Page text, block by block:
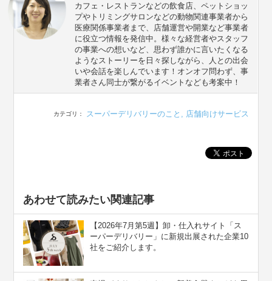
カフェ・レストランなどの飲食店、ペットショッ
プやトリミングサロンなどの動物関連事業者から
医療関係事業者まで、店舗運営や開業など事業者
に役立つ情報を発信中。様々な経営者やスタッフ
の事業への想いなど、思わず誰かに言いたくなる
ようなストーリーを日々探しながら、人との出会
いや会話を楽しんでいます！オンオフ問わず、事
業者さん同士が繋がるイベントなども考案中！
カテゴリ： スーパーデリバリーのこと 店舗向けサービス
あわせて読みたい関連記事
【2026年7月第5週】卸・仕入れサイト「ス
ーパーデリバリー」に新規出展された企業10
社をご紹介します。